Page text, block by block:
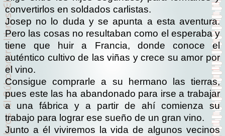
convertirlos en soldados carlistas.
Josep no lo duda y se apunta a esta aventura.
Pero las cosas no resultaban como el esperaba y
tiene que huir a Francia, donde conoce el
auténtico cultivo de las viñas y crece su amor por
el vino.
Consigue comprarle a su hermano las tierras,
pues este las ha abandonado para irse a trabajar
a una fábrica y a partir de ahí comienza su
trabajo para lograr ese sueño de un gran vino.
Junto a él viviremos la vida de algunos vecinos